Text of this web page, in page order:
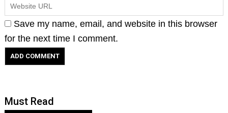
Save my name, email, and website in this browser
for the next time I comment.
Must Read